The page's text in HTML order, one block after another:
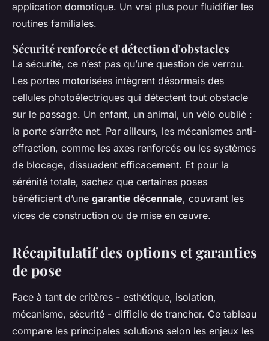
application domotique. Un vrai plus pour fluidifier les
routines familiales.
Sécurité renforcée et détection d'obstacles
La sécurité, ce n’est pas qu’une question de verrou.
Les portes motorisées intègrent désormais des
cellules photoélectriques qui détectent tout obstacle
sur le passage. Un enfant, un animal, un vélo oublié :
la porte s’arrête net. Par ailleurs, les mécanismes anti-
effraction, comme les axes renforcés ou les systèmes
de blocage, dissuadent efficacement. Et pour la
sérénité totale, sachez que certaines poses
bénéficient d’une garantie décennale, couvrant les
vices de construction ou de mise en œuvre.
Récapitulatif des options et garanties
de pose
Face à tant de critères - esthétique, isolation,
mécanisme, sécurité - difficile de trancher. Ce tableau
compare les principales solutions selon les enjeux les